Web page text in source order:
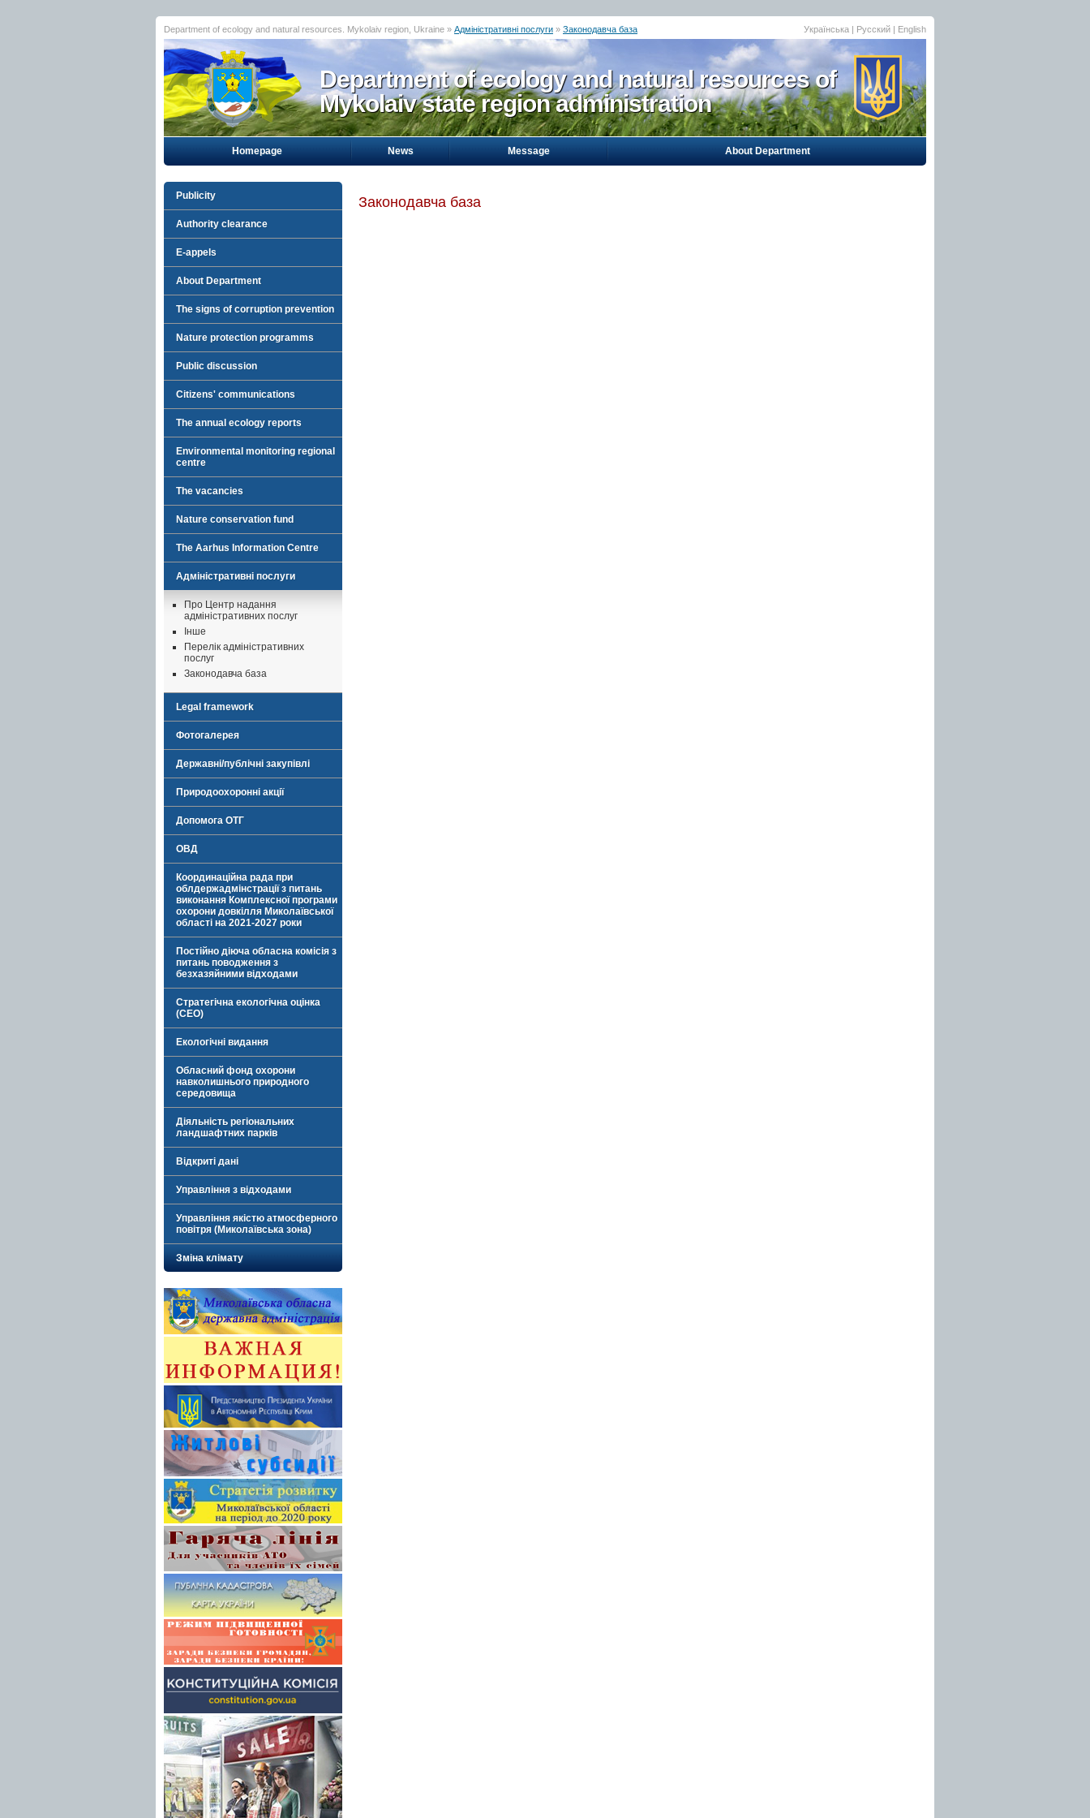
Department of ecology and natural resources. Mykolaiv region, Ukraine » Адміністративні послуги » Законодавча база Українська | Русский | English
Department of ecology and natural resources of
Mykolaiv state region administration
Homepage News Message About Department
Publicity
Authority clearance
E-appels
About Department
The signs of corruption prevention
Nature protection programms
Public discussion
Citizens' communications
The annual ecology reports
Environmental monitoring regional
centre
The vacancies
Nature conservation fund
The Aarhus Information Centre
Адміністративні послуги
Про Центр надання
адміністративних послуг
Інше
Перелік адміністративних
послуг
Законодавча база
Legal framework
Фотогалерея
Державні/публічні закупівлі
Природоохоронні акції
Допомога ОТГ
ОВД
Координаційна рада при
облдержадмінстрації з питань
виконання Комплексної програми
охорони довкілля Миколаївської
області на 2021-2027 роки
Постійно діюча обласна комісія з
питань поводження з
безхазяйними відходами
Стратегічна екологічна оцінка
(СЕО)
Екологічні видання
Обласний фонд охорони
навколишнього природного
середовища
Діяльність регіональних
ландшафтних парків
Відкриті дані
Управління з відходами
Управління якістю атмосферного
повітря (Миколаївська зона)
Зміна клімату
Законодавча база